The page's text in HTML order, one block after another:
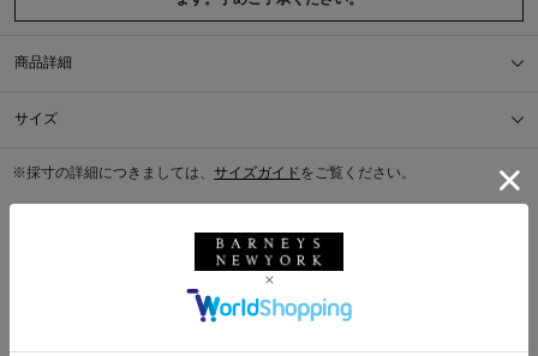
商品詳細
サイズ
※採寸の詳細につきましては、 サイズガイドをご覧ください。